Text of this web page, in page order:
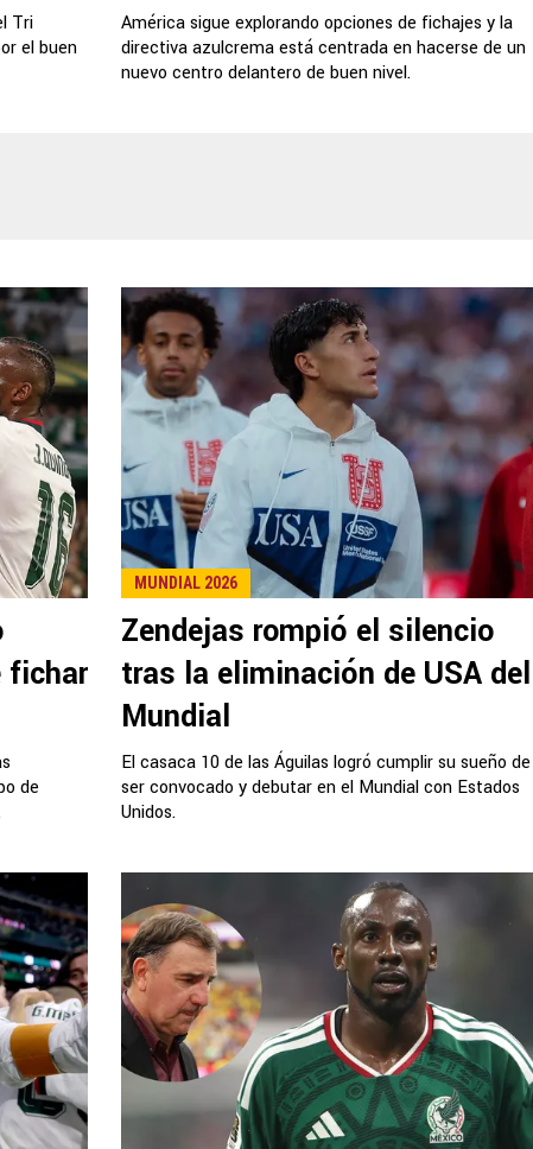
Tri
el buen
América sigue explorando opciones de fichajes y la
directiva azulcrema está centrada en hacerse de un
nuevo centro delantero de buen nivel.
fichar
de
MUNDIAL 2026
Zendejas rompió el silencio
tras la eliminación de USA del
Mundial
El casaca 10 de las Águilas logró cumplir su sueño de
ser convocado y debutar en el Mundial con Estados
Unidos.